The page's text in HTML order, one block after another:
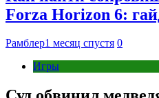
Forza Horizon 6:
Рамблер1 месяц спустя 0
Игры